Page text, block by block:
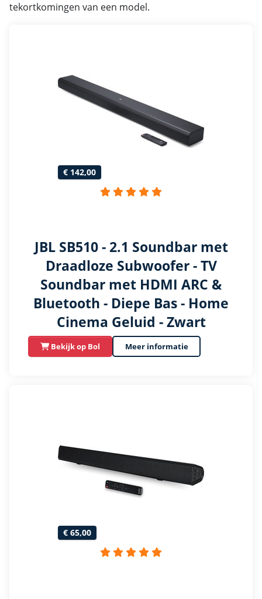
tekortkomingen van een model.
€ 142,00
JBL SB510 - 2.1 Soundbar met
Draadloze Subwoofer - TV
Soundbar met HDMI ARC &
Bluetooth - Diepe Bas - Home
Cinema Geluid - Zwart
Bekijk op Bol Meer informatie
€ 65,00